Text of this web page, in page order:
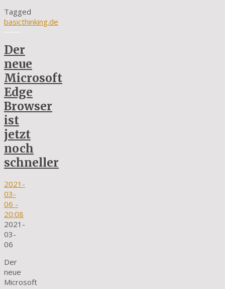
Tagged
basicthinking.de
Der
neue
Microsoft
Edge
Browser
ist
jetzt
noch
schneller
2021-
03-
06 -
20:08
2021-
03-
06
Der
neue
Microsoft